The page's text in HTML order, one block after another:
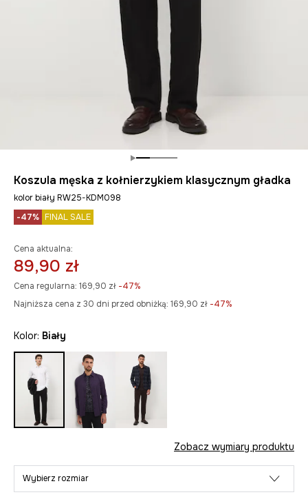
Koszula męska z kołnierzykiem klasycznym gładka
kolor biały RW25-KDM098
-47% FINAL SALE
Cena aktualna:
89,90 zł
Cena regularna: 169,90 zł -47%
Najniższa cena z 30 dni przed obniżką: 169,90 zł -47%
Kolor: biały
Zobacz wymiary produktu
Wybierz rozmiar